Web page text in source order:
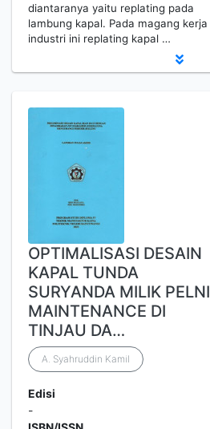
diantaranya yaitu replating pada
lambung kapal. Pada magang kerja
industri ini replating kapal …
OPTIMALISASI DESAIN
KAPAL TUNDA
SURYANDA MILIK PELNI
MAINTENANCE DI
TINJAU DA…
A. Syahruddin Kamil
Edisi
-